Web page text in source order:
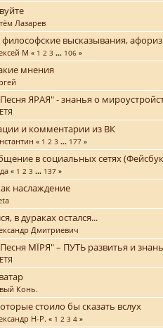
Лазарев
философские высказывания,
М « 1 2 3 ... 106 »
мнения
ЯРАЯ" - знанья о
и комментарии из ВК
« 1 2 3 ... 177 »
в социальных сетях
« 1 2 3 ... 137 »
наслаждение
в дураках остался...
Дмитриевич
МЇРЯ" – ПУТЬ развитья и
Конь.
стоило бы сказать вслух
Н-Р. « 1 2 3 4 »